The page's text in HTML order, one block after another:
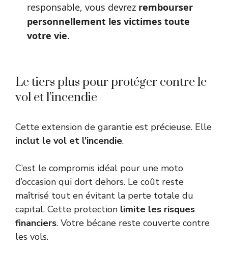
responsable, vous devrez rembourser
personnellement les victimes toute
votre vie.
Le tiers plus pour protéger contre le
vol et l’incendie
Cette extension de garantie est précieuse. Elle
inclut le vol et l’incendie.
C’est le compromis idéal pour une moto
d’occasion qui dort dehors. Le coût reste
maîtrisé tout en évitant la perte totale du
capital. Cette protection limite les risques
financiers. Votre bécane reste couverte contre
les vols.